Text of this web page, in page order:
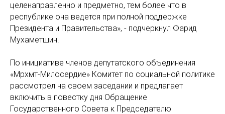
целенаправленно и предметно, тем более что в
республике она ведется при полной поддержке
Президента и Правительства», - подчеркнул Фарид
Мухаметшин.
По инициативе членов депутатского объединения
«Мәрхәмәт-Милосердие» Комитет по социальной политике
рассмотрел на своем заседании и предлагает
включить в повестку дня Обращение
Государственного Совета к Председателю